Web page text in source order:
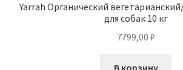
Yarrah Органический
для собак 10 кг
7799,00 ₽
В корзину